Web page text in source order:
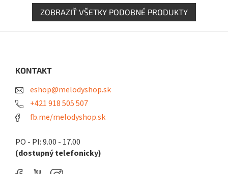
ZOBRAZIŤ VŠETKY PODOBNÉ PRODUKTY
KONTAKT
eshop@melodyshop.sk
+421 918 505 507
fb.me/melodyshop.sk
PO - PI: 9.00 - 17.00
(dostupný telefonicky)